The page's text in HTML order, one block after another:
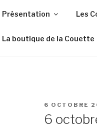
Présentation Les
La boutique de la Couette
PUBLIÉ
6 OCTOBRE
6